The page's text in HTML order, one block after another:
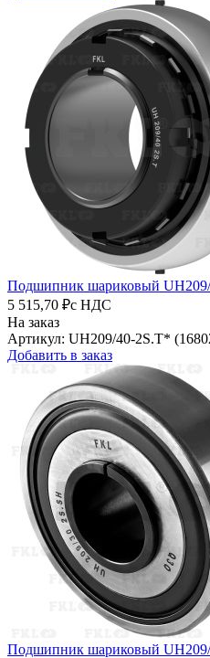
Подшипник шариковый
5 515,70 ₽с НДС
На заказ
Артикул: UH209/40-2S.T*
Добавить в заказ
Подшипник шариковый